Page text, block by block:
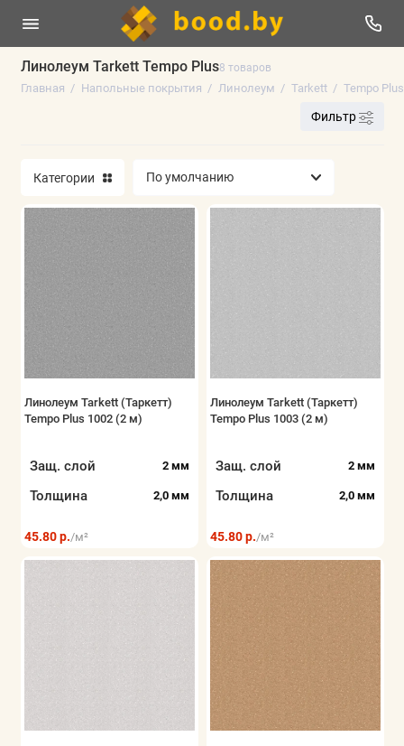
Линолеум Tarkett Tempo Plus8 товаров
Главная Напольные покрытия Линолеум Tarkett Tempo Plus
Ламинат
Виниловые полы
Паркетная доска
Ковролин
Искусственная трава
Аксессуары
Показать все
Фильтр
Категории
Линолеум Tarkett (Таркетт)
Tempo Plus 1002 (2 м)
Защ. слой 2 мм
Толщина 2,0 мм
45.80 р./м²
Линолеум Tarkett (Таркетт)
Tempo Plus 1003 (2 м)
Защ. слой 2 мм
Толщина 2,0 мм
45.80 р./м²